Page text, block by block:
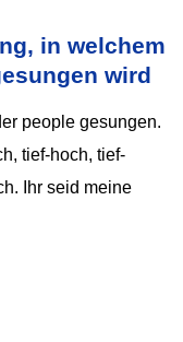
in welchem
wird
people gesungen.
tief-hoch, tief-
Ihr seid meine